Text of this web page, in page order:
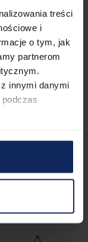
treści
i
o tym, jak
partnerom
innymi danymi
Betten